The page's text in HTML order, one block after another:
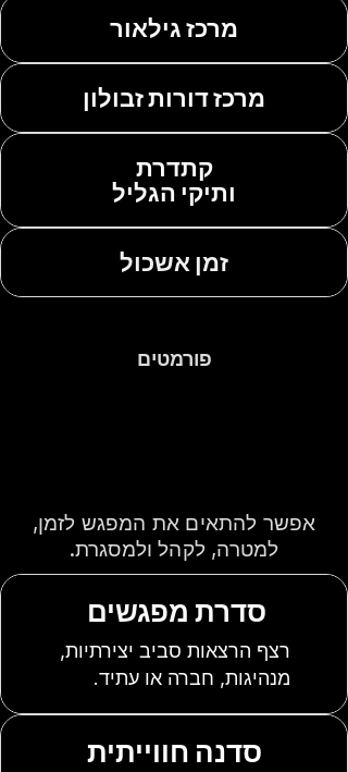
מרכז גילאור
מרכז דורות זבולון
קתדרת
ותיקי הגליל
זמן אשכול
פורמטים
אפשר להתאים את המפגש לזמן,
למטרה, לקהל ולמסגרת.
סדרת מפגשים
רצף הרצאות סביב יצירתיות,
מנהיגות, חברה או עתיד.
סדנה חווייתית